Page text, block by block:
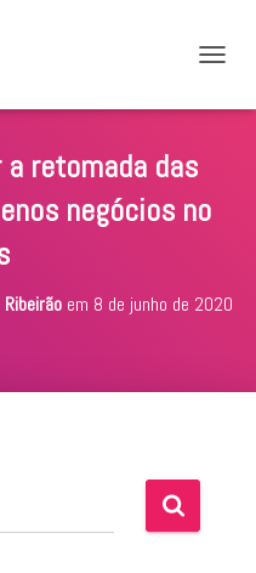
V
Ç
retomada das
negócios no
em 8 de junho de 2020